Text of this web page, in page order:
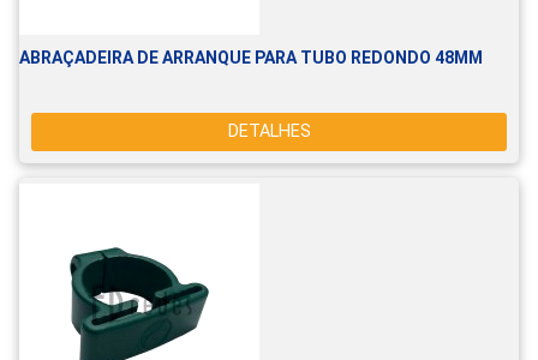
ABRAÇADEIRA DE ARRANQUE PARA TUBO REDONDO 48MM
DETALHES